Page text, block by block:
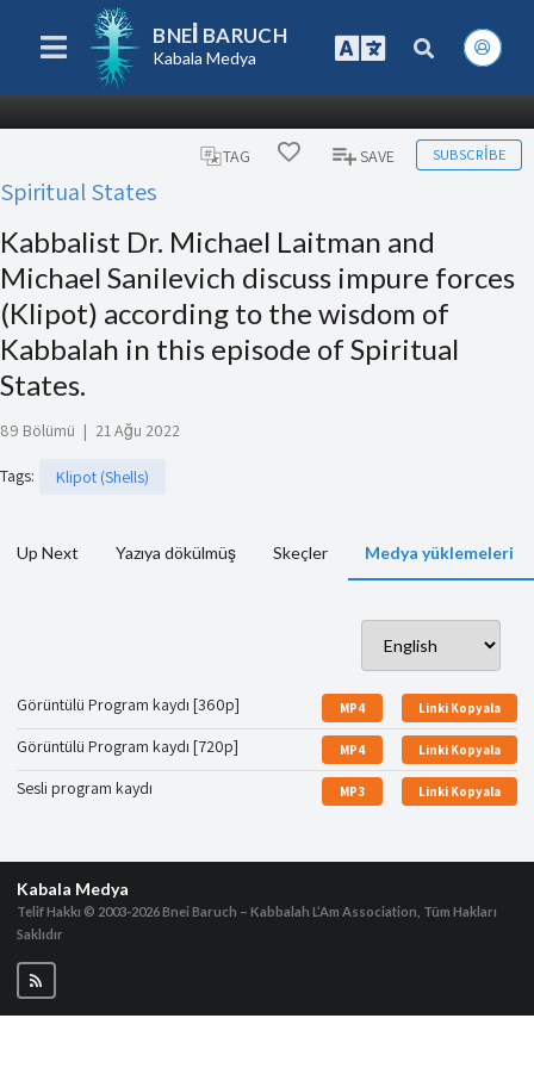
BNEI BARUCH
Kabala Medya
TAG SAVE SUBSCRIBE
Spiritual States
Kabbalist Dr. Michael Laitman and
Michael Sanilevich discuss impure forces
(Klipot) according to the wisdom of
Kabbalah in this episode of Spiritual
States.
89 Bölümü | 21 Ağu 2022
Tags: Klipot (Shells)
Up Next Yazıya dökülmüş Skeçler Medya yüklemeleri
Görüntülü Program kaydı [360p] MP4 Linki Kopyala
Görüntülü Program kaydı [720p] MP4 Linki Kopyala
Sesli program kaydı MP3 Linki Kopyala
Kabala Medya
Telif Hakkı © 2003-2026Bnei Baruch – Kabbalah L’Am Association, Tüm Hakları
Saklıdır